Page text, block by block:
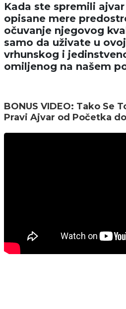
Kada ste spremili
opisane mere
očuvanje njegovog
samo da uživate u
vrhunskog i
omiljenog na našem
BONUS VIDEO: Tako Se
Pravi Ajvar od Početka